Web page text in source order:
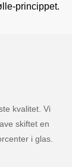
princippet.
kvalitet. Vi
skiftet en
i glas.